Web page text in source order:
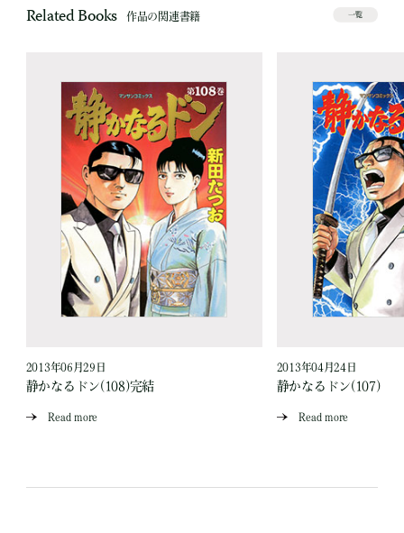
Related Books 作品の関連書籍 一覧
2013年06月29日
静かなるドン(108)完結
Read more
2013年04月24日
静かなるドン(107)
Read more